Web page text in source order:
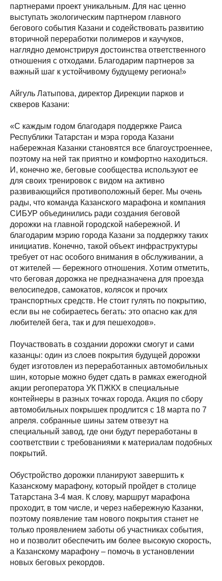
партнерами проект уникальным. Для нас ценно
выступать экологическим партнером главного
бегового события Казани и содействовать развитию
вторичной переработки полимеров и каучуков,
наглядно демонстрируя достоинства ответственного
отношения с отходами. Благодарим партнеров за
важный шаг к устойчивому будущему региона!»
Айгуль Латыпова, директор Дирекции парков и
скверов Казани:
«C каждым годом благодаря поддержке Раиса
Республики Татарстан и мэра города Казани
набережная Казанки становятся все благоустроеннее,
поэтому на ней так приятно и комфортно находиться.
И, конечно же, беговые сообщества используют ее
для своих тренировок с видом на активно
развивающийся противоположный берег. Мы очень
рады, что команда Казанского марафона и компания
СИБУР объединились ради создания беговой
дорожки на главной городской набережной. И
благодарим мэрию города Казани за поддержку таких
инициатив. Конечно, такой объект инфраструктуры
требует от нас особого внимания в обслуживании, а
от жителей — бережного отношения. Хотим отметить,
что беговая дорожка не предназначена для проезда
велосипедов, самокатов, колясок и прочих
транспортных средств. Не стоит гулять по покрытию,
если вы не собираетесь бегать: это опасно как для
любителей бега, так и для пешеходов».
Поучаствовать в создании дорожки смогут и сами
казанцы: один из слоев покрытия будущей дорожки
будет изготовлен из переработанных автомобильных
шин, которые можно будет сдать в рамках ежегодной
акции регоператора УК ПЖКХ в специальные
контейнеры в разных точках города. Акция по сбору
автомобильных покрышек продлится с 18 марта по 7
апреля. собранные шины затем отвезут на
специальный завод, где они будут переработаны в
соответствии с требованиями к материалам подобных
покрытий.
Обустройство дорожки планируют завершить к
Казанскому марафону, который пройдет в столице
Татарстана 3-4 мая. К слову, маршрут марафона
проходит, в том числе, и через набережную Казанки,
поэтому появление там нового покрытия станет не
только проявлением заботы об участниках события,
но и позволит обеспечить им более высокую скорость,
а Казанскому марафону – помочь в установлении
новых беговых рекордов.